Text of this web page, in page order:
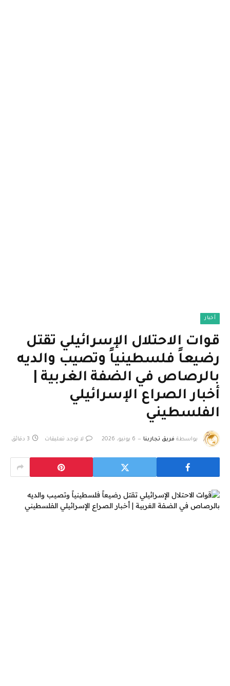
أخبار
قوات الاحتلال الإسرائيلي تقتل
رضيعاً فلسطينياً وتصيب والديه
بالرصاص في الضفة الغربية |
أخبار الصراع الإسرائيلي
الفلسطيني
بواسطة فريق تجاربنا 6 يونيو، 2026 لا توجد تعليقات 3 دقائق